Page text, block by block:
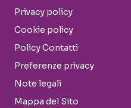
Privacy policy
Cookie policy
Policy Contatti
Preferenze privacy
Note legali
Mappa del Sito